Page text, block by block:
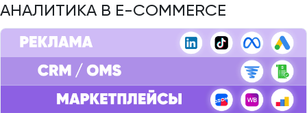
АНАЛИТИКА В E-COMMERCE